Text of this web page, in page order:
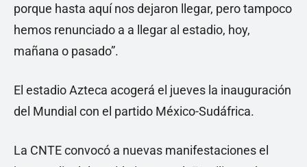
porque hasta aquí nos dejaron llegar, pero tampoco
hemos renunciado a a llegar al estadio, hoy,
mañana o pasado”.
El estadio Azteca acogerá el jueves la inauguración
del Mundial con el partido México-Sudáfrica.
La CNTE convocó a nuevas manifestaciones el